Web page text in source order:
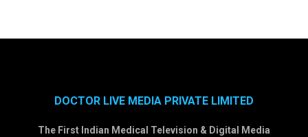
DOCTOR LIVE MEDIA PRIVATE LIMITED
The First Indian Medical Television & Digital Media